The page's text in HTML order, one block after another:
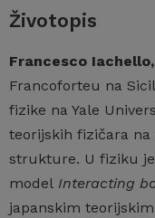
Životopis
Francesco Iachello,
Francoforteu na
fizike na Yale
teorijskih fizičara
strukture. U fiziku
model Interacting
japanskim